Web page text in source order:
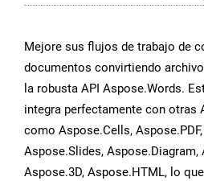
Mejore sus flujos de trabajo de
documentos convirtiendo
la robusta API Aspose.Words.
integra perfectamente con otras
como Aspose.Cells,
Aspose.Slides, Aspose.Diagram,
Aspose.3D, Aspose.HTML, lo